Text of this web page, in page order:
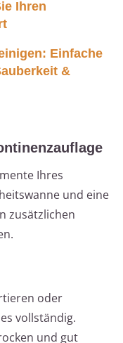
Ihren
Einfache
&
Ihres
und eine
zusätzlichen
oder
vollständig.
und gut